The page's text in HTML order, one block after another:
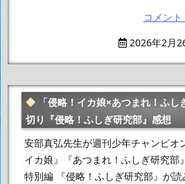
コメント
2026年2月
「侵略！イカ娘×あつまれ！ふ
切り『侵略！ふしぎ研究部』感想
安部真弘先生が週刊少年チャンピオ
イカ娘』『あつまれ！ふしぎ研究部
特別編 『侵略！ふしぎ研究部』が